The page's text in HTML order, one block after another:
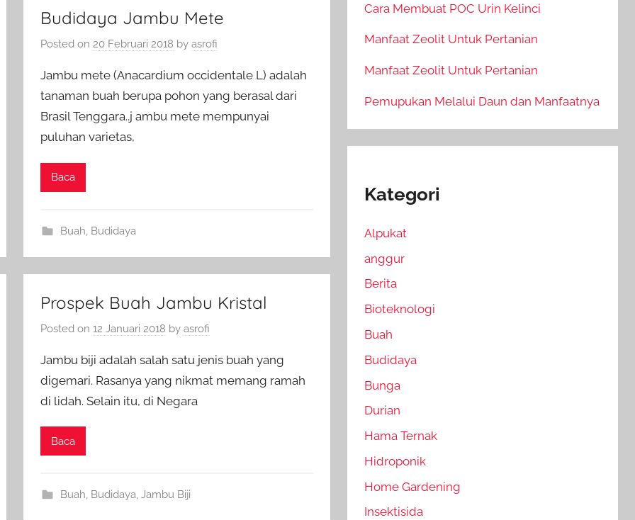
Budidaya Jambu Mete
Posted on20 Februari 2018 byasrofi
Jambu mete (Anacardium occidentale L) adalah
tanaman buah berupa pohon yang berasal dari
Brasil Tenggara..j ambu mete mempunyai
puluhan varietas,
Baca
Buah Budidaya
Prospek Buah Jambu Kristal
Posted on12 Januari 2018 byasrofi
Jambu biji adalah salah satu jenis buah yang
digemari. Rasanya yang nikmat memang ramah
di lidah. Selain itu, di Negara
Baca
Buah, Budidaya, Jambu Biji
Cara Membuat POC Urin Kelinci
Manfaat Zeolit Untuk Pertanian
Manfaat Zeolit Untuk Pertanian
Pemupukan Melalui Daun dan Manfaatnya
Kategori
Alpukat
anggur
Berita
Bioteknologi
Buah
Budidaya
Bunga
Durian
Hama Ternak
Hidroponik
Home Gardening
Insektisida